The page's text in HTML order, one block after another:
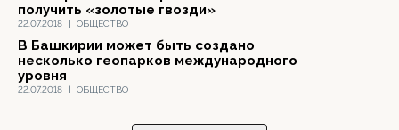
22.07.2018 | ОБЩЕСТВО
получить «золотые гвозди»
22.07.2018 | ОБЩЕСТВО
В Башкирии может быть создано
несколько геопарков международного
уровня